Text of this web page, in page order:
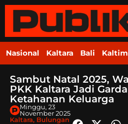
Nasional Kaltara Bali Kaltim
Sambut Natal 2025,
PKK Kaltara Jadi
Ketahanan Keluarga
Minggu, 23
November 2025
Kaltara, Bulungan